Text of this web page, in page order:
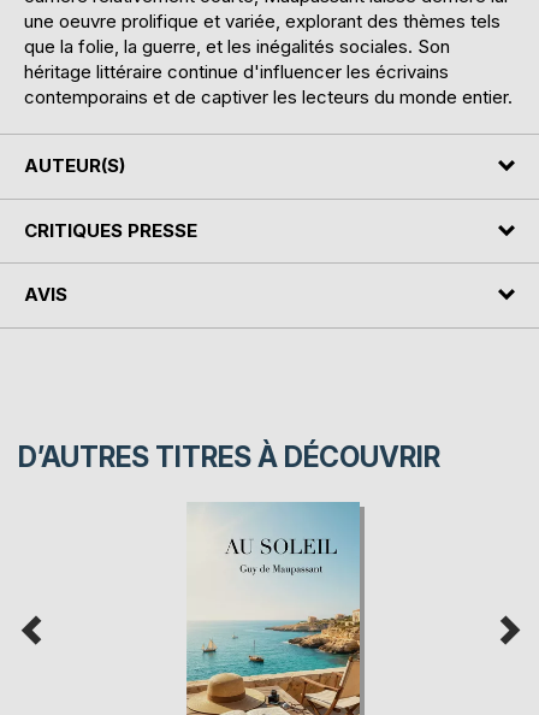
une oeuvre prolifique et variée, explorant des thèmes tels
que la folie, la guerre, et les inégalités sociales. Son
héritage littéraire continue d'influencer les écrivains
contemporains et de captiver les lecteurs du monde entier.
AUTEUR(S)
CRITIQUES PRESSE
AVIS
D’AUTRES TITRES À DÉCOUVRIR